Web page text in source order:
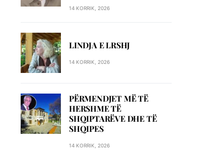
14 KORRIK, 2026
LINDJA E LRSHJ
14 KORRIK, 2026
PËRMENDJET MË TË
HERSHME TË
SHQIPTARËVE DHE TË
SHQIPES
14 KORRIK, 2026